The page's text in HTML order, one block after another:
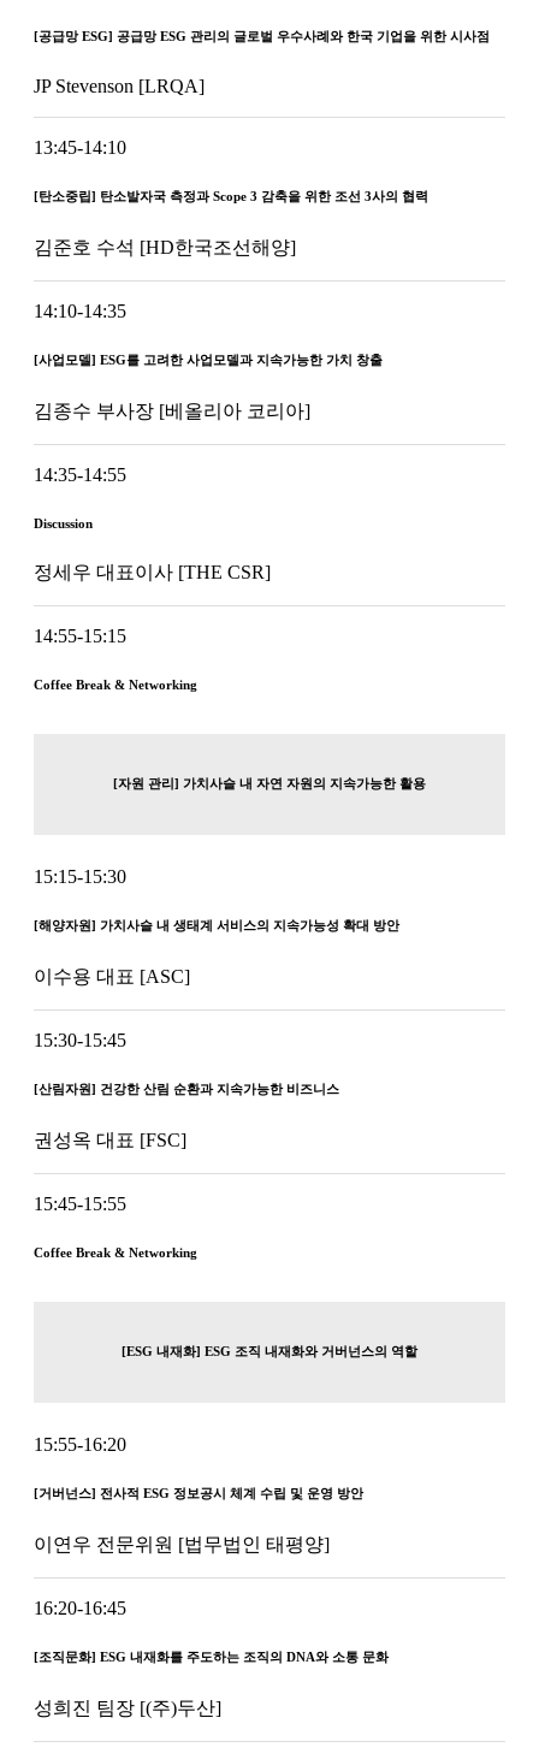
[공급망 ESG] 공급망 ESG 관리의 글로벌 우수사례와 한국 기업을 위한 시사점
JP Stevenson [LRQA]
13:45-14:10
[탄소중립] 탄소발자국 측정과 Scope 3 감축을 위한 조선 3사의 협력
김준호 수석 [HD한국조선해양]
14:10-14:35
[사업모델] ESG를 고려한 사업모델과 지속가능한 가치 창출
김종수 부사장 [베올리아 코리아]
14:35-14:55
Discussion
정세우 대표이사 [THE CSR]
14:55-15:15
Coffee Break & Networking
[자원 관리] 가치사슬 내 자연 자원의 지속가능한 활용
15:15-15:30
[해양자원] 가치사슬 내 생태계 서비스의 지속가능성 확대 방안
이수용 대표 [ASC]
15:30-15:45
[산림자원] 건강한 산림 순환과 지속가능한 비즈니스
권성옥 대표 [FSC]
15:45-15:55
Coffee Break & Networking
[ESG 내재화] ESG 조직 내재화와 거버넌스의 역할
15:55-16:20
[거버넌스] 전사적 ESG 정보공시 체계 수립 및 운영 방안
이연우 전문위원 [법무법인 태평양]
16:20-16:45
[조직문화] ESG 내재화를 주도하는 조직의 DNA와 소통 문화
성희진 팀장 [(주)두산]